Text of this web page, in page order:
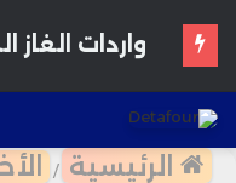
الرئيسية /